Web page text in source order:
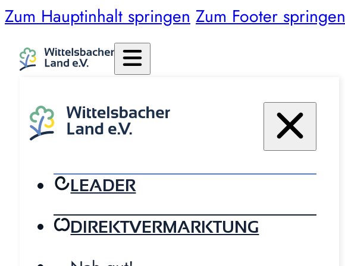
Zum Hauptinhalt springen Zum Footer springen
LEADER
DIREKTVERMARKTUNG